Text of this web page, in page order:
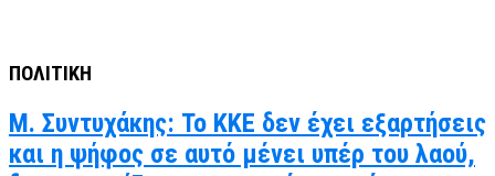
ΠΟΛΙΤΙΚΗ
Μ. Συντυχάκης: Το ΚΚΕ δεν έχει εξαρτήσεις
και η ψήφος σε αυτό μένει υπέρ του λαού,